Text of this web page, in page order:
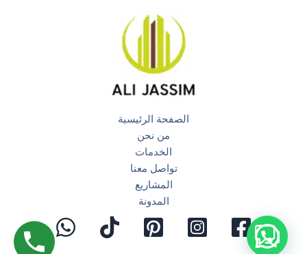
الصفحة الرئيسية
من نحن
الخدمات
تواصل معنا
المشاريع
المدونة